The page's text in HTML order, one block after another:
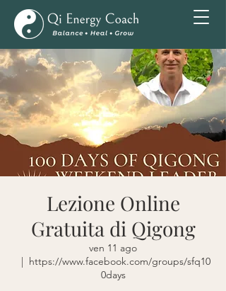
Lezione Online
Gratuita di Qigong
ven 11 ago
  |
https://www.facebook.com/groups/sfq10
0days